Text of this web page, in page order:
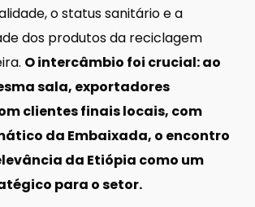
o status sanitário e a
dos produtos da reciclagem
O intercâmbio foi crucial: ao
sala, exportadores
clientes finais locais, com
da Embaixada, o encontro
da Etiópia como um
para o setor.